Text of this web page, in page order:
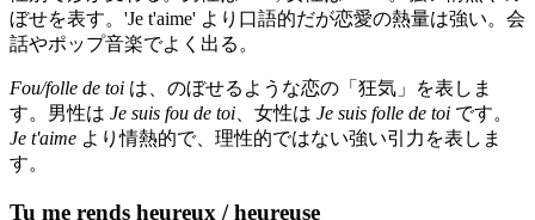
ぼせを表す。'Je t'aime' より口語的だが恋愛の熱量は強い。会
話やポップ音楽でよく出る。
Fou/folle de toi は、のぼせるような恋の「狂気」を表しま
す。男性は Je suis fou de toi 、女性は Je suis folle de toi です。
Je t'aime より情熱的で、理性的ではない強い引力を表しま
す。
Tu me rends heureux / heureuse